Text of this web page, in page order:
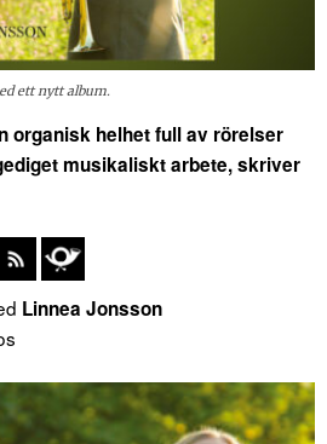
ett nytt album.
organisk helhet full av rörelser
musikaliskt arbete, skriver
Linnea Jonsson